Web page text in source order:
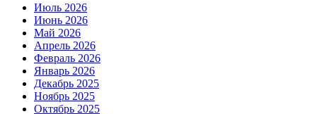
Июль 2026
Июнь 2026
Май 2026
Апрель 2026
Февраль 2026
Январь 2026
Декабрь 2025
Ноябрь 2025
Октябрь 2025